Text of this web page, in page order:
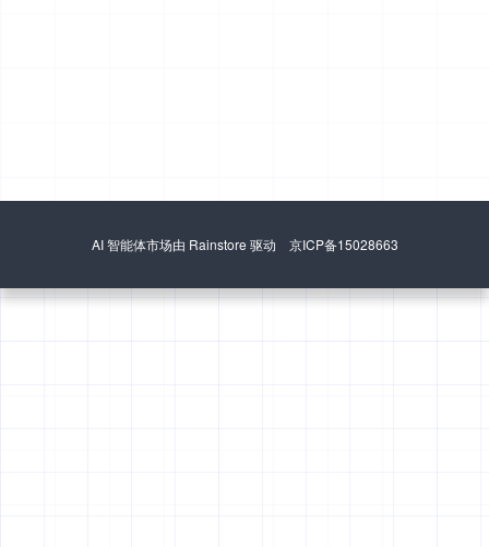
AI 智能体市场由 Rainstore 驱动 京ICP备15028663